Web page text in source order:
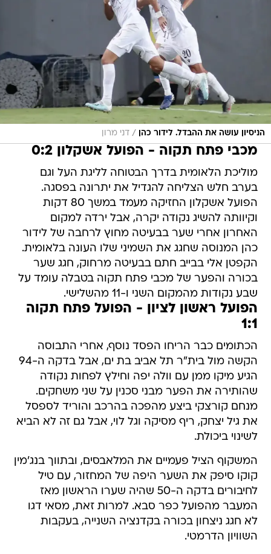
הניסיון עושה את ההבדל. לידור כהן / דני מרון
מכבי פתח תקוה - הפועל אשקלון 0:2
מוליכת הלאומית בדרך הבטוחה לליגת העל וגם
בערב חלש הצליחה להגדיל את יתרונה בפסגה.
הפועל אשקלון החזיקה מעמד במשך 80 דקות
וקיוותה להשיג נקודה יקרה, אבל ירדה למקום
האחרון אחרי שער בבעיטה מחוץ לרחבה של לידור
כהן המנוסה שחגג את השמיני שלו העונה בלאומית.
הקפטן אלי בבייב חתם בבעיטה מרחוק, חגג שער
בכורה והפער של מכבי פתח תקוה בטבלה עומד על
שבע נקודות מהמקום השני ו-11 מהשלישי.
הפועל ראשון לציון - הפועל פתח תקוה
1:1
הכתומים כבר הריחו הפסד נוסף, אחרי התבוסה
הקשה מול בית"ר תל אביב בת ים, אבל בדקה ה-94
הגיע מיקו ממן עם וולה יפה וחילץ לפחות נקודה
שהותירה את הפער מבני סכנין על שני משחקים.
מנחם קורצקי ביצע מהפכה בהרכב והוריד לספסל
את גיל יצחק, ריף מסיקה וגל לוי, אבל גם זה לא הביא
לשינוי ביכולת.
המשקוף הציל פעמיים את המלאבסים, ובתווך בנג'מין
קוקו סיפק את השער היפה של המחזור, עם טיל
לחיבורים בדקה ה-50 שהיה שערו הראשון מאז
המעבר מהפועל כפר סבא. למרות זאת, מסאי דגו
לא חגג ניצחון בכורה בקדנציה השנייה, בעקבות
השוויון הדרמטי.